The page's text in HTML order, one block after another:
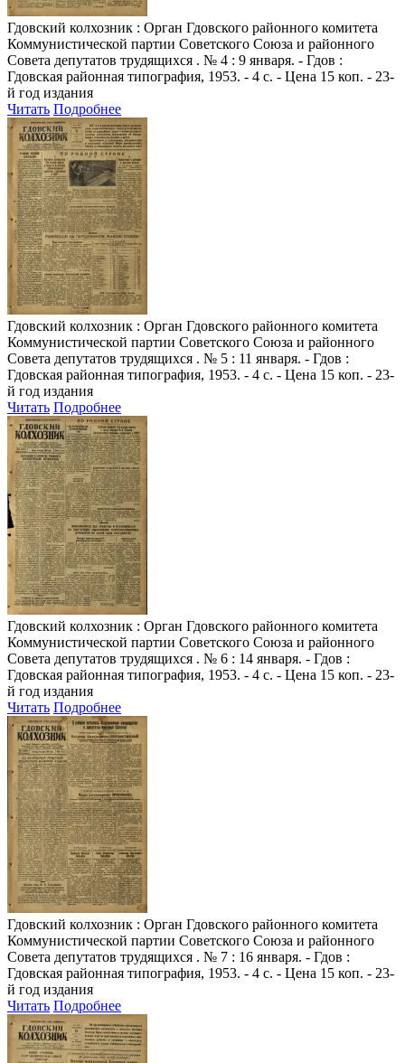
Гдовский колхозник : Орган Гдовского районного комитета
Коммунистической партии Советского Союза и районного
Совета депутатов трудящихся . № 4 : 9 января. - Гдов :
Гдовская районная типография, 1953. - 4 с. - Цена 15 коп. - 23-
й год издания
Читать Подробнее
Гдовский колхозник : Орган Гдовского районного комитета
Коммунистической партии Советского Союза и районного
Совета депутатов трудящихся . № 5 : 11 января. - Гдов :
Гдовская районная типография, 1953. - 4 с. - Цена 15 коп. - 23-
й год издания
Читать Подробнее
Гдовский колхозник : Орган Гдовского районного комитета
Коммунистической партии Советского Союза и районного
Совета депутатов трудящихся . № 6 : 14 января. - Гдов :
Гдовская районная типография, 1953. - 4 с. - Цена 15 коп. - 23-
й год издания
Читать Подробнее
Гдовский колхозник : Орган Гдовского районного комитета
Коммунистической партии Советского Союза и районного
Совета депутатов трудящихся . № 7 : 16 января. - Гдов :
Гдовская районная типография, 1953. - 4 с. - Цена 15 коп. - 23-
й год издания
Читать Подробнее